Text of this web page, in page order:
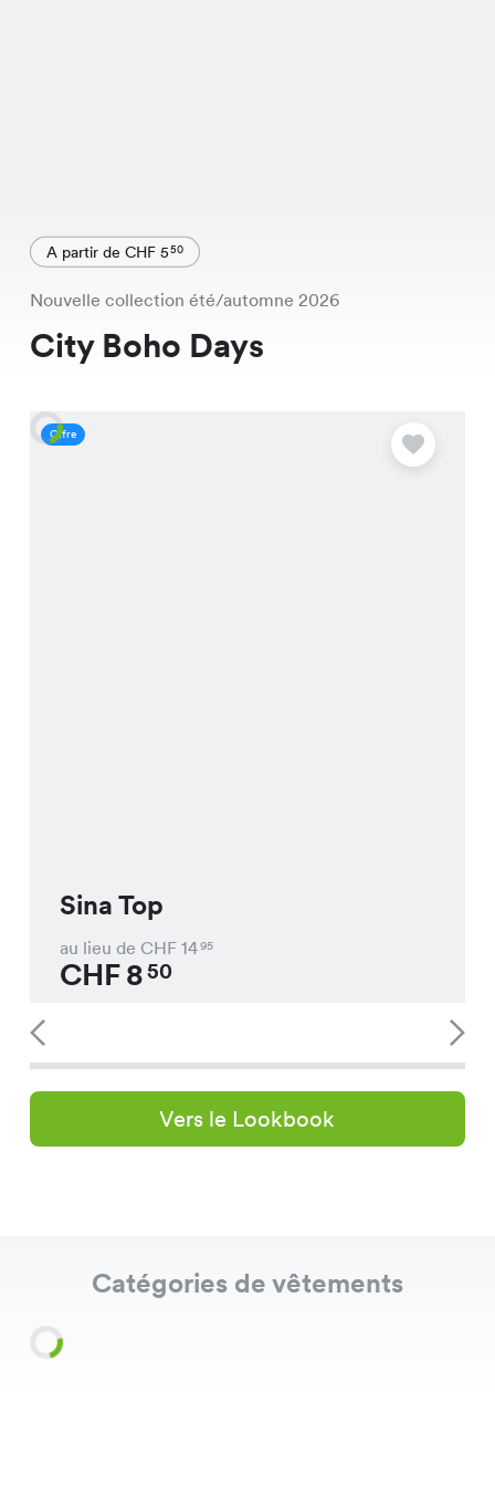
A partir de CHF 550
Nouvelle collection été/automne 2026
City Boho Days
Offre
Sina Top
au lieu de CHF 1495
CHF850
Vers le Lookbook
Catégories de vêtements